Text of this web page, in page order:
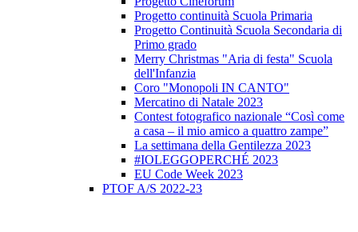
Progetto continuità Scuola Primaria
Progetto Continuità Scuola Secondaria di
Primo grado
Merry Christmas "Aria di festa" Scuola
dell'Infanzia
Coro "Monopoli IN CANTO"
Mercatino di Natale 2023
Contest fotografico nazionale “Così come
a casa – il mio amico a quattro zampe”
La settimana della Gentilezza 2023
#IOLEGGOPERCHÉ 2023
EU Code Week 2023
PTOF A/S 2022-23